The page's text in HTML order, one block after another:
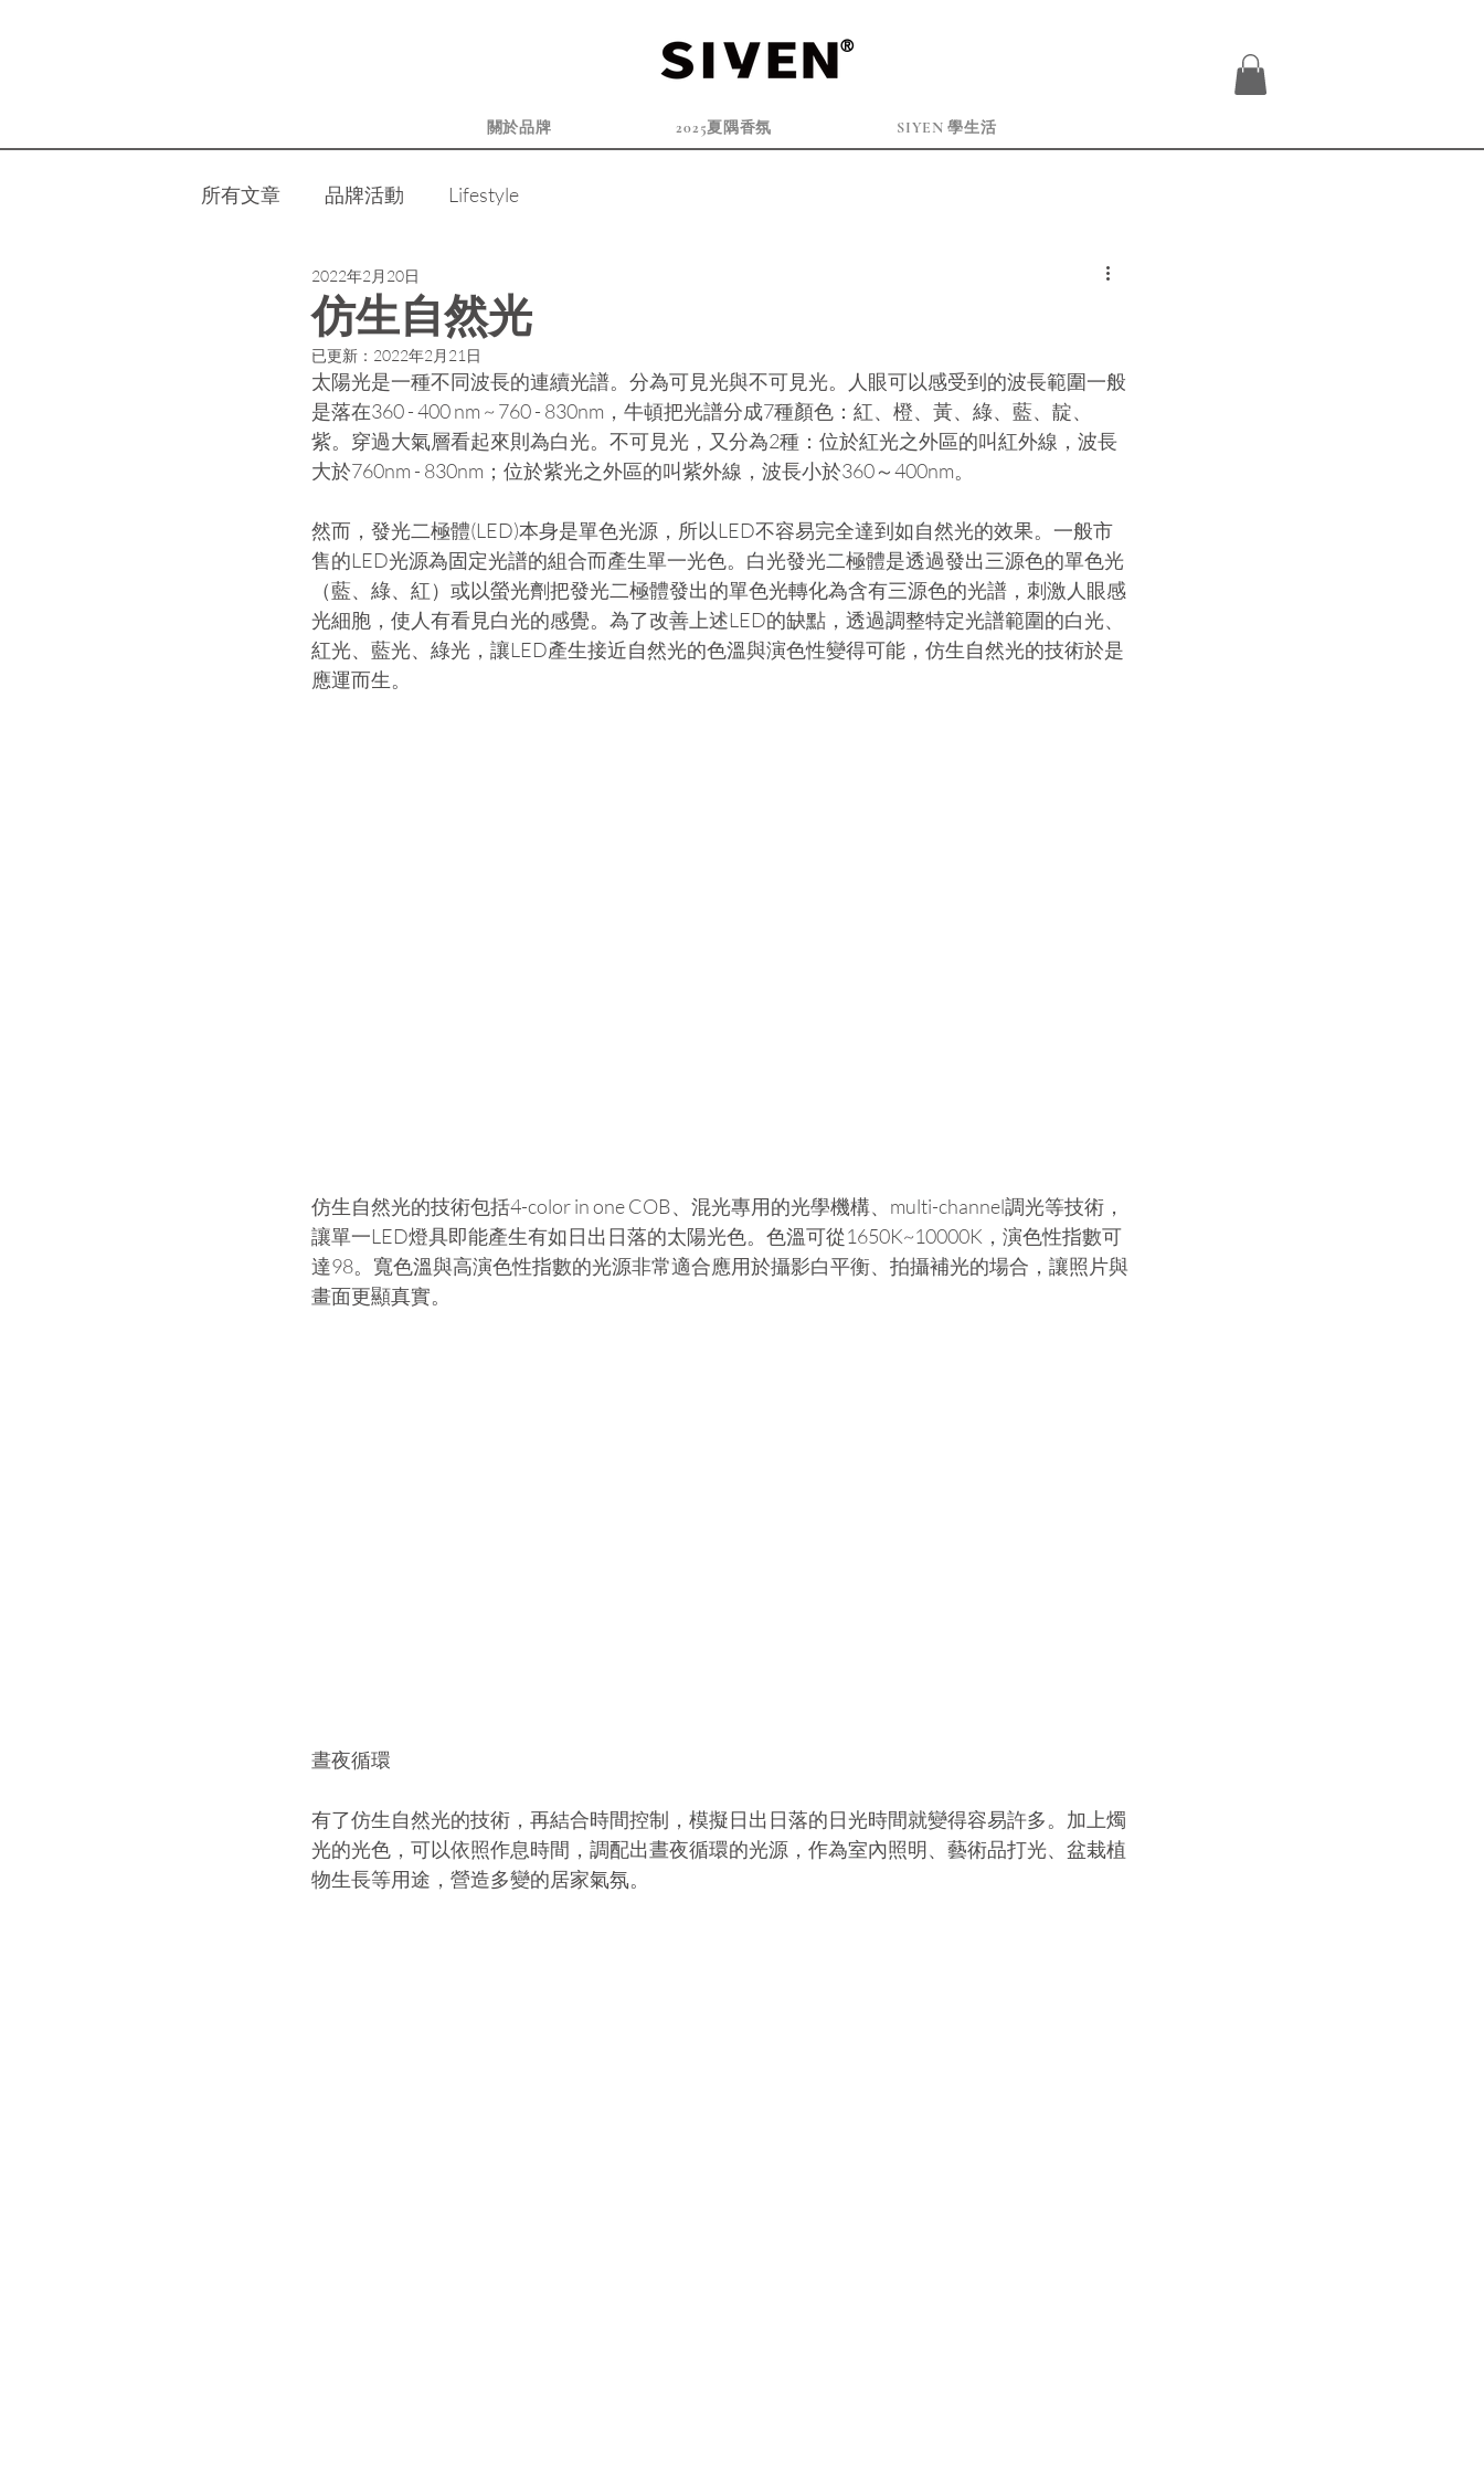
®
關於品牌 2025夏隅香氛 SIYEN 學生活
所有文章 品牌活動 Lifestyle
仿生自然光
2022年2月20日
已更新： 2022年2月21日
太陽光是一種不同波長的連續光譜。分為可見光與不可見光。人眼可以感受到的波長範圍一般
是落在360 - 400 nm ~ 760 - 830nm，牛頓把光譜分成7種顏色：紅、橙、黃、綠、藍、靛、
紫。穿過大氣層看起來則為白光。不可見光，又分為2種：位於紅光之外區的叫紅外線，波長
大於760nm - 830nm；位於紫光之外區的叫紫外線，波長小於360～400nm。
然而，發光二極體(LED)本身是單色光源，所以LED不容易完全達到如自然光的效果。一般市
售的LED光源為固定光譜的組合而產生單一光色。白光發光二極體是透過發出三源色的單色光
（藍、綠、紅）或以螢光劑把發光二極體發出的單色光轉化為含有三源色的光譜，刺激人眼感
光細胞，使人有看見白光的感覺。為了改善上述LED的缺點，透過調整特定光譜範圍的白光、
紅光、藍光、綠光，讓LED產生接近自然光的色溫與演色性變得可能，仿生自然光的技術於是
應運而生。
仿生自然光的技術包括4-color in one COB、混光專用的光學機構、multi-channel調光等技術，
讓單一LED燈具即能產生有如日出日落的太陽光色。色溫可從1650K~10000K，演色性指數可
達98。寬色溫與高演色性指數的光源非常適合應用於攝影白平衡、拍攝補光的場合，讓照片與
畫面更顯真實。
晝夜循環
有了仿生自然光的技術，再結合時間控制，模擬日出日落的日光時間就變得容易許多。加上燭
光的光色，可以依照作息時間，調配出晝夜循環的光源，作為室內照明、藝術品打光、盆栽植
物生長等用途，營造多變的居家氣氛。